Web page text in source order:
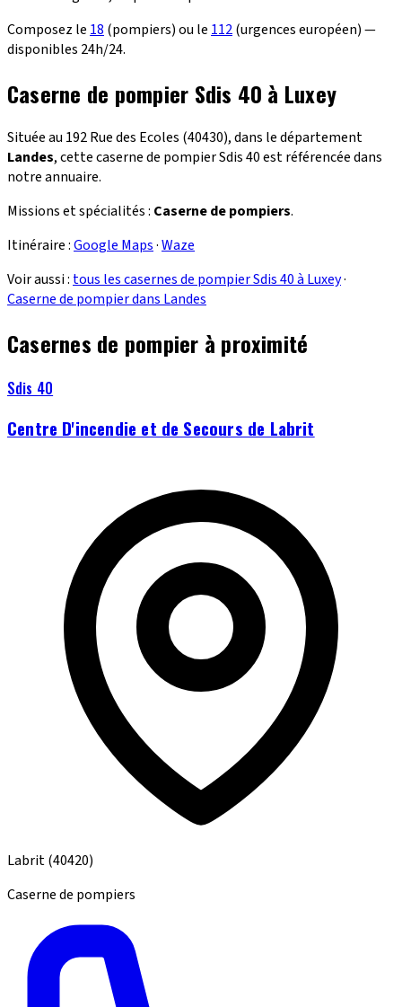
Composez le 18 (pompiers) ou le 112(urgences européen) —
disponibles 24h/24.
Caserne de pompier Sdis 40 à Luxey
Située au 192 Rue des Ecoles (40430), dans le département
Landes, cette caserne de pompier Sdis 40 est référencée dans
notre annuaire.
Missions et spécialités : Caserne de pompiers.
Itinéraire :Google Maps·Waze
Voir aussi : tous les casernes de pompier Sdis 40 à Luxey·
Caserne de pompier dans Landes
Casernes de pompier à proximité
Sdis 40
Centre D'incendie et de Secours de Labrit
Labrit(40420)
Caserne de pompiers